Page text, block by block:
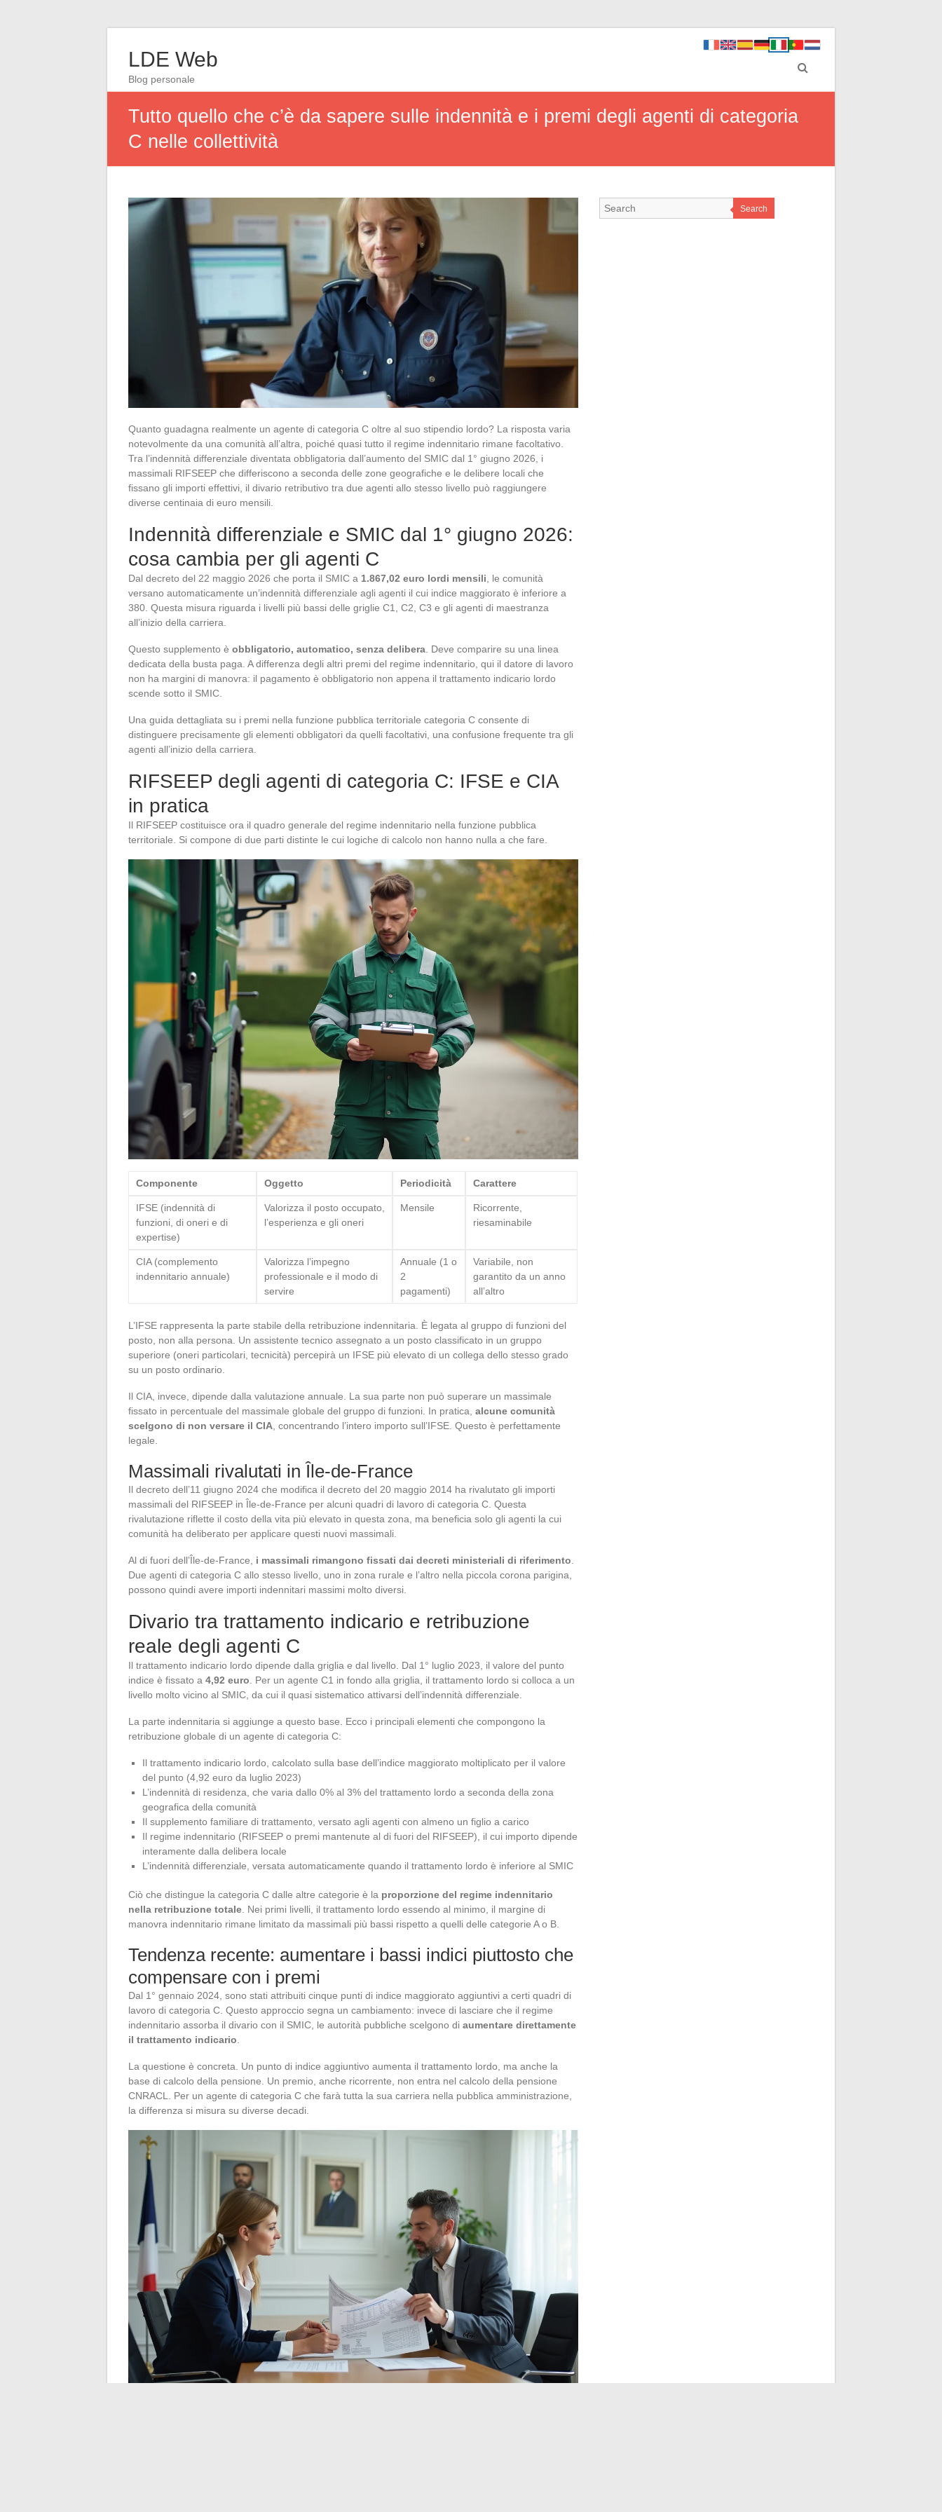
LDE Web
Blog personale
Tutto quello che c’è da sapere sulle indennità e i premi degli agenti di categoria
C nelle collettività
Quanto guadagna realmente un agente di categoria C oltre al suo stipendio lordo? La risposta varia
notevolmente da una comunità all’altra, poiché quasi tutto il regime indennitario rimane facoltativo.
Tra l’indennità differenziale diventata obbligatoria dall’aumento del SMIC dal 1° giugno 2026, i
massimali RIFSEEP che differiscono a seconda delle zone geografiche e le delibere locali che
fissano gli importi effettivi, il divario retributivo tra due agenti allo stesso livello può raggiungere
diverse centinaia di euro mensili.
Indennità differenziale e SMIC dal 1° giugno 2026:
cosa cambia per gli agenti C
Dal decreto del 22 maggio 2026 che porta il SMIC a 1.867,02 euro lordi mensili , le comunità
versano automaticamente un’indennità differenziale agli agenti il cui indice maggiorato è inferiore a
380. Questa misura riguarda i livelli più bassi delle griglie C1, C2, C3 e gli agenti di maestranza
all’inizio della carriera.
Questo supplemento è obbligatorio, automatico, senza delibera . Deve comparire su una linea
dedicata della busta paga. A differenza degli altri premi del regime indennitario, qui il datore di lavoro
non ha margini di manovra: il pagamento è obbligatorio non appena il trattamento indicario lordo
scende sotto il SMIC.
Una guida dettagliata su i premi nella funzione pubblica territoriale categoria C consente di
distinguere precisamente gli elementi obbligatori da quelli facoltativi, una confusione frequente tra gli
agenti all’inizio della carriera.
RIFSEEP degli agenti di categoria C: IFSE e CIA
in pratica
Il RIFSEEP costituisce ora il quadro generale del regime indennitario nella funzione pubblica
territoriale. Si compone di due parti distinte le cui logiche di calcolo non hanno nulla a che fare.
Componente Oggetto Periodicità Carattere
IFSE (indennità di
funzioni, di oneri e di
expertise)
Valorizza il posto occupato,
l’esperienza e gli oneri
Mensile
Ricorrente,
riesaminabile
CIA (complemento
indennitario annuale)
Valorizza l’impegno
professionale e il modo di
servire
Annuale (1 o
2
pagamenti)
Variabile, non
garantito da un anno
all’altro
L’IFSE rappresenta la parte stabile della retribuzione indennitaria. È legata al gruppo di funzioni del
posto, non alla persona. Un assistente tecnico assegnato a un posto classificato in un gruppo
superiore (oneri particolari, tecnicità) percepirà un IFSE più elevato di un collega dello stesso grado
su un posto ordinario.
Il CIA, invece, dipende dalla valutazione annuale. La sua parte non può superare un massimale
fissato in percentuale del massimale globale del gruppo di funzioni. In pratica, alcune comunità
scelgono di non versare il CIA , concentrando l’intero importo sull’IFSE. Questo è perfettamente
legale.
Massimali rivalutati in Île-de-France
Il decreto dell’11 giugno 2024 che modifica il decreto del 20 maggio 2014 ha rivalutato gli importi
massimali del RIFSEEP in Île-de-France per alcuni quadri di lavoro di categoria C. Questa
rivalutazione riflette il costo della vita più elevato in questa zona, ma beneficia solo gli agenti la cui
comunità ha deliberato per applicare questi nuovi massimali.
Al di fuori dell’Île-de-France, i massimali rimangono fissati dai decreti ministeriali di riferimento
Due agenti di categoria C allo stesso livello, uno in zona rurale e l’altro nella piccola corona parigina,
possono quindi avere importi indennitari massimi molto diversi.
Divario tra trattamento indicario e retribuzione
reale degli agenti C
Il trattamento indicario lordo dipende dalla griglia e dal livello. Dal 1° luglio 2023, il valore del punto
indice è fissato a 4,92 euro . Per un agente C1 in fondo alla griglia, il trattamento lordo si colloca a un
livello molto vicino al SMIC, da cui il quasi sistematico attivarsi dell’indennità differenziale.
La parte indennitaria si aggiunge a questo base. Ecco i principali elementi che compongono la
retribuzione globale di un agente di categoria C:
Il trattamento indicario lordo, calcolato sulla base dell’indice maggiorato moltiplicato per il valore
del punto (4,92 euro da luglio 2023)
L’indennità di residenza, che varia dallo 0% al 3% del trattamento lordo a seconda della zona
geografica della comunità
Il supplemento familiare di trattamento, versato agli agenti con almeno un figlio a carico
Il regime indennitario (RIFSEEP o premi mantenute al di fuori del RIFSEEP), il cui importo dipende
interamente dalla delibera locale
L’indennità differenziale, versata automaticamente quando il trattamento lordo è inferiore al SMIC
Ciò che distingue la categoria C dalle altre categorie è la proporzione del regime indennitario
nella retribuzione totale . Nei primi livelli, il trattamento lordo essendo al minimo, il margine di
manovra indennitario rimane limitato da massimali più bassi rispetto a quelli delle categorie A o B.
Tendenza recente: aumentare i bassi indici piuttosto che
compensare con i premi
Dal 1° gennaio 2024, sono stati attribuiti cinque punti di indice maggiorato aggiuntivi a certi quadri di
lavoro di categoria C. Questo approccio segna un cambiamento: invece di lasciare che il regime
indennitario assorba il divario con il SMIC, le autorità pubbliche scelgono di aumentare direttamente
il trattamento indicario
La questione è concreta. Un punto di indice aggiuntivo aumenta il trattamento lordo, ma anche la
base di calcolo della pensione. Un premio, anche ricorrente, non entra nel calcolo della pensione
CNRACL. Per un agente di categoria C che farà tutta la sua carriera nella pubblica amministrazione,
la differenza si misura su diverse decadi.
Search